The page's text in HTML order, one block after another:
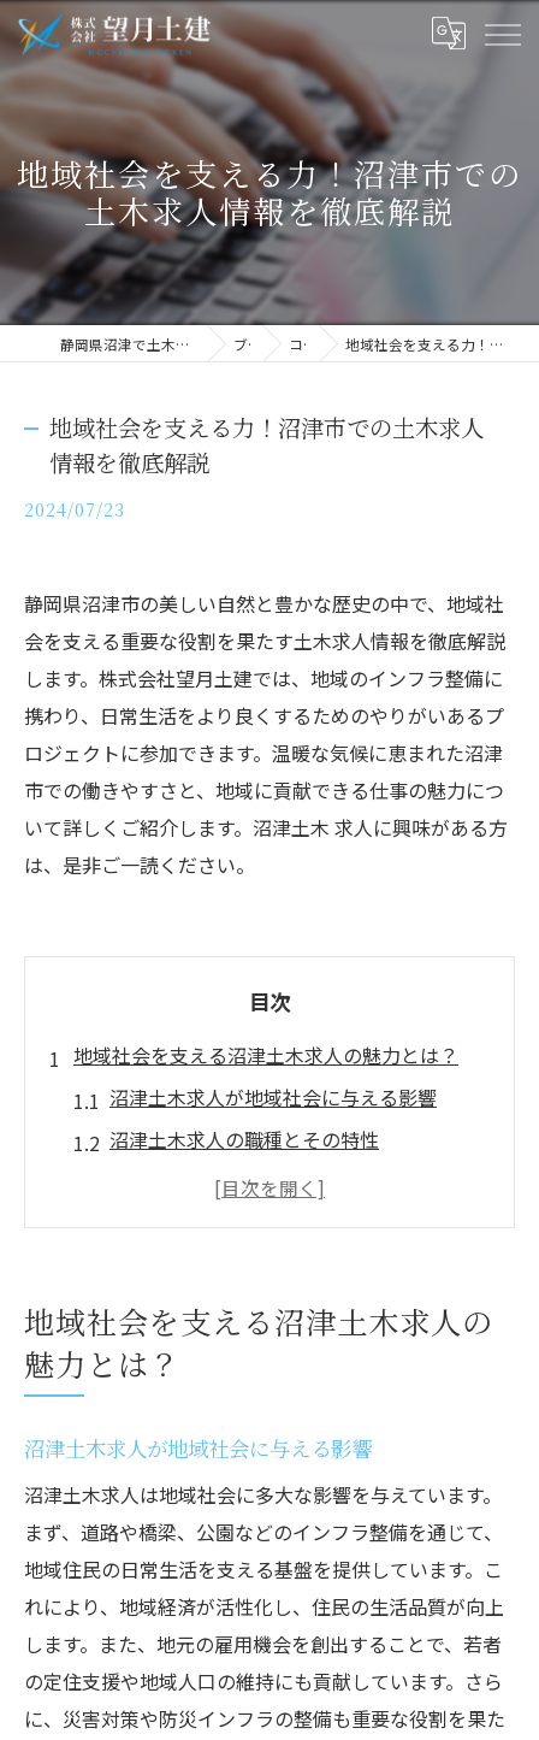
地域社会を支える力！沼津市での
土木求人情報を徹底解説
静岡県沼津で土木の求人なら株式会社望月土建 ブログ コラム 地域社会を支える力！沼津市での土木求人情報を徹底解説
地域社会を支える力！沼津市での土木求人
情報を徹底解説
2024/07/23
静岡県沼津市の美しい自然と豊かな歴史の中で、地域社
会を支える重要な役割を果たす土木求人情報を徹底解説
します。株式会社望月土建では、地域のインフラ整備に
携わり、日常生活をより良くするためのやりがいあるプ
ロジェクトに参加できます。温暖な気候に恵まれた沼津
市での働きやすさと、地域に貢献できる仕事の魅力につ
いて詳しくご紹介します。沼津土木 求人に興味がある方
は、是非ご一読ください。
目次
地域社会を支える沼津土木求人の魅力とは？
沼津土木求人が地域社会に与える影響
沼津土木求人の職種とその特性
地域に根ざす沼津土木求人の社会的重要性
沼津市のインフラ整備を支える土木求人の
沼津土木求人で得られる地域貢献のやりが
い
静岡県沼津市で働く土木作業員の声
土木作業員の一日とは？
沼津土木求人での具体的な業務内容
土木工事の工程と役割分担
沼津市の主要プロジェクトに携わる
土木求人で必要とされるスキルと資格
キャリアパスと仕事内容の関連性
沼津土木求人で地域貢献を実感する働き方
地域社会を支える沼津土木求人の
魅力とは？
沼津土木求人が地域社会に与える影響
沼津土木求人は地域社会に多大な影響を与えています。
まず、道路や橋梁、公園などのインフラ整備を通じて、
地域住民の日常生活を支える基盤を提供しています。こ
れにより、地域経済が活性化し、住民の生活品質が向上
します。また、地元の雇用機会を創出することで、若者
の定住支援や地域人口の維持にも貢献しています。さら
に、災害対策や防災インフラの整備も重要な役割を果た